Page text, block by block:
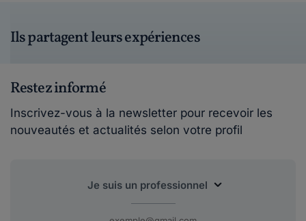
Ils partagent leurs expériences
Restez informé
Inscrivez-vous à la newsletter pour recevoir les
nouveautés et actualités selon votre profil